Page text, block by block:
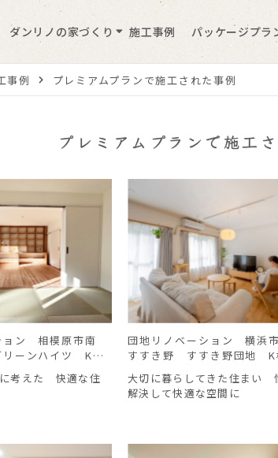
ダンリノの家づくり 施工事例 パッケージプラ
事例 プレミアムプランで施工された事例
プレミアムプランで施工
ョン 相模原市南
ーンハイツ K様
考えた 快適な住
団地リノベーション 横浜
すすき野 すすき野団地 K
大切に暮らしてきた住まい
解決して快適な空間に